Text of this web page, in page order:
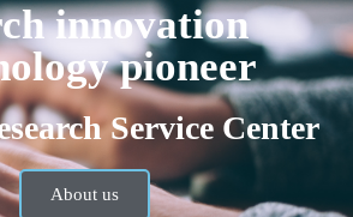
innovation
pioneer
Service Center
About us